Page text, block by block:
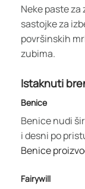
Neke paste
sastojke za
površinskih
zubima.
Istaknuti
Benice
Benice nudi
i desni po
Benice
Fairywill